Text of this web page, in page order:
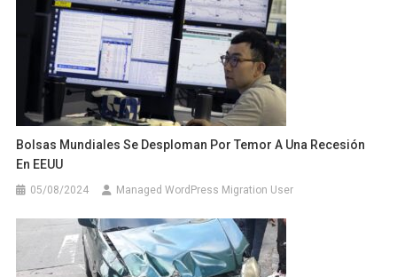
Bolsas Mundiales Se Desploman Por Temor A Una Recesión
En EEUU
05/08/2024 Managed WordPress Migration User